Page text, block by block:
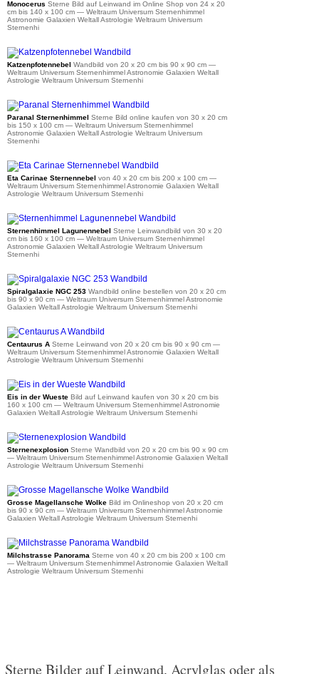
Monocerus Sterne Bild auf Leinwand im Online Shop von 24 x 20
cm bis 140 x 100 cm — Weltraum Universum Sternenhimmel
Astronomie Galaxien Weltall Astrologie Weltraum Universum
Sternenhi
Katzenpfotennebel Wandbild von 20 x 20 cm bis 90 x 90 cm —
Weltraum Universum Sternenhimmel Astronomie Galaxien Weltall
Astrologie Weltraum Universum Sternenhi
Paranal Sternenhimmel Sterne Bild online kaufen von 30 x 20 cm
bis 150 x 100 cm — Weltraum Universum Sternenhimmel
Astronomie Galaxien Weltall Astrologie Weltraum Universum
Sternenhi
Eta Carinae Sternennebel von 40 x 20 cm bis 200 x 100 cm —
Weltraum Universum Sternenhimmel Astronomie Galaxien Weltall
Astrologie Weltraum Universum Sternenhi
ab 36 €
Sternenhimmel Lagunennebel Sterne Leinwandbild von 30 x 20
cm bis 160 x 100 cm — Weltraum Universum Sternenhimmel
Astronomie Galaxien Weltall Astrologie Weltraum Universum
Sternenhi
Spiralgalaxie NGC 253Wandbild online bestellen von 20 x 20 cm
bis 90 x 90 cm — Weltraum Universum Sternenhimmel Astronomie
Galaxien Weltall Astrologie Weltraum Universum Sternenhi
Centaurus ASterne Leinwand von 20 x 20 cm bis 90 x 90 cm —
Weltraum Universum Sternenhimmel Astronomie Galaxien Weltall
Astrologie Weltraum Universum Sternenhi
Eis in der WuesteBild auf Leinwand kaufen von 30 x 20 cm bis
160 x 100 cm — Weltraum Universum Sternenhimmel Astronomie
Galaxien Weltall Astrologie Weltraum Universum Sternenhi
SternenexplosionSterne Wandbild von 20 x 20 cm bis 90 x 90 cm
— Weltraum Universum Sternenhimmel Astronomie Galaxien Weltall
Astrologie Weltraum Universum Sternenhi
Grosse Magellansche WolkeBild im Onlineshop von 20 x 20 cm
bis 90 x 90 cm — Weltraum Universum Sternenhimmel Astronomie
Galaxien Weltall Astrologie Weltraum Universum Sternenhi
Milchstrasse Panorama Sterne von 40 x 20 cm bis 200 x 100 cm
— Weltraum Universum Sternenhimmel Astronomie Galaxien Weltall
Astrologie Weltraum Universum Sternenhi
Sterne Bilder auf Leinwand, Acrylglas oder als